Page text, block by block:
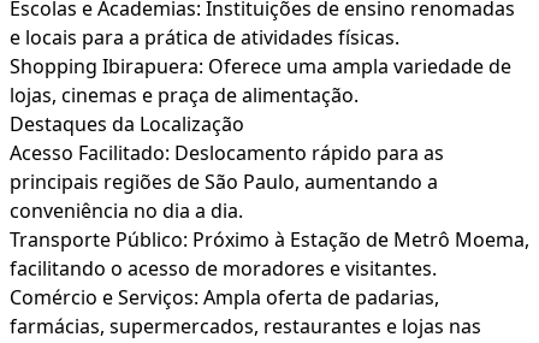
Escolas e Academias: Instituições de ensino renomadas
e locais para a prática de atividades físicas.
Shopping Ibirapuera: Oferece uma ampla variedade de
lojas, cinemas e praça de alimentação.
Destaques da Localização
Acesso Facilitado: Deslocamento rápido para as
principais regiões de São Paulo, aumentando a
conveniência no dia a dia.
Transporte Público: Próximo à Estação de Metrô Moema,
facilitando o acesso de moradores e visitantes.
Comércio e Serviços: Ampla oferta de padarias,
farmácias, supermercados, restaurantes e lojas nas